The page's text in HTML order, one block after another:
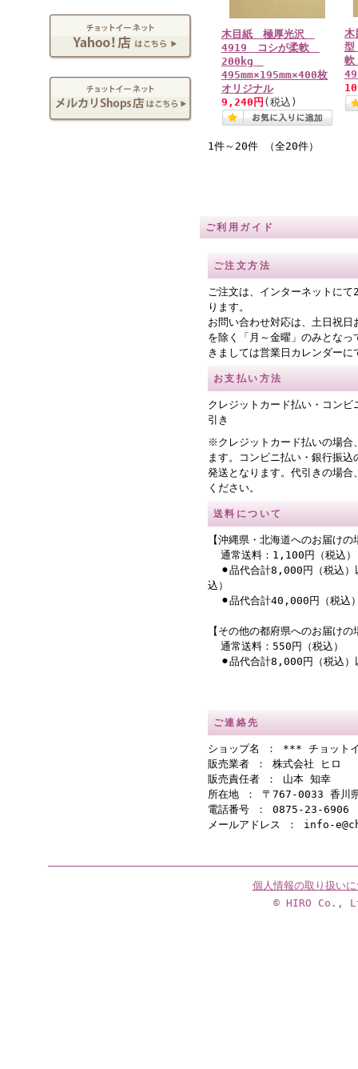
木目紙 極厚光沢
4919 コシが柔軟
200kg
495mm×195mm×400枚
オリジナル
9,240円 (税込)
1件～20件 （全20件）
ご利用ガイド
ご注文方法
ご注文は、インターネットに
ります。
お問い合わせ対応は、土日祝日
を除く「月～金曜」のみとなっ
きましては営業日カレンダーに
お支払い方法
クレジットカード払い・コンビ
引き
※クレジットカード払いの場合
ます。コンビニ払い・銀行振
発送となります。代引きの場合
ください。
送料について
【沖縄県・北海道へのお届けの
通常送料：1,100円（税込）
⚫︎品代合計8,000円（税込）
込）
⚫︎品代合計40,000円（税込
【その他の都府県へのお届けの
通常送料：550円（税込）
⚫︎品代合計8,000円（税込）
ご連絡先
ショップ名 ： *** チョット
販売業者 ： 株式会社 ヒロ
販売責任者 ： 山本 知幸
所在地 ： 〒767-0033 香川
電話番号 ： 0875-23-6906
メールアドレス ： info-
個人情報の取り扱い
© HIRO Co.,